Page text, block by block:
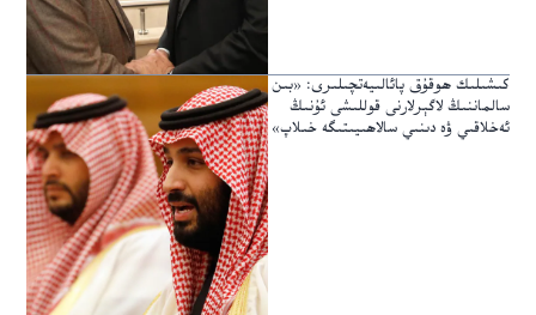
كىشىلىك ھوقۇق پائالىيەتچىلىرى: «بىن
سالماننىڭ لاگېرلارنى قوللىشى ئۇنىڭ
ئەخلاقىي ۋە دىنىي سالاھىيىتىگە خىلاپ»